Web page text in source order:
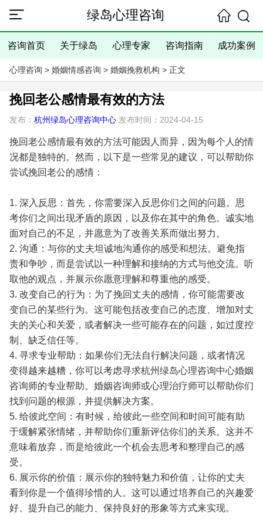
绿岛心理咨询
咨询首页 关于绿岛 心理专家 咨询指南 成功案例
心理咨询 > 婚姻情感咨询 > 婚姻挽救机构 > 正文
挽回老公感情最有效的方法
发布： 杭州绿岛心理咨询中心发布时间：2024-04-15
挽回老公感情最有效的方法可能因人而异，因为每个人的情
况都是独特的。然而，以下是一些常见的建议，可以帮助你
尝试挽回老公的感情：
1. 深入反思：首先，你需要深入反思你们之间的问题。思
考你们之间出现矛盾的原因，以及你在其中的角色。诚实地
面对自己的不足，并愿意为了改善关系而做出努力。
2. 沟通：与你的丈夫坦诚地沟通你的感受和想法。避免指
责和争吵，而是尝试以一种理解和接纳的方式与他交流。听
取他的观点，并展示你愿意理解和尊重他的感受。
3. 改变自己的行为：为了挽回丈夫的感情，你可能需要改
变自己的某些行为。这可能包括改变自己的态度、增加对丈
夫的关心和关爱，或者解决一些可能存在的问题，如过度控
制、缺乏信任等。
4. 寻求专业帮助：如果你们无法自行解决问题，或者情况
变得越来越糟，你可以考虑寻求杭州绿岛心理咨询中心婚姻
咨询师的专业帮助。婚姻咨询师或心理治疗师可以帮助你们
找到问题的根源，并提供解决方案。
5. 给彼此空间：有时候，给彼此一些空间和时间可能有助
于缓解紧张情绪，并帮助你们重新评估你们的关系。这并不
意味着放弃，而是给彼此一个机会去思考和整理自己的感
受。
6. 展示你的价值：展示你的独特魅力和价值，让你的丈夫
看到你是一个值得珍惜的人。这可以通过培养自己的兴趣爱
好、提升自己的能力、保持良好的形象等方式来实现。